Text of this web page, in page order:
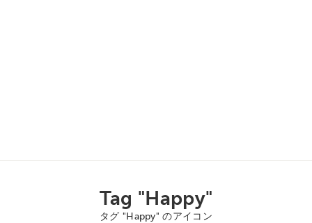
Tag "Happy"
タグ "Happy" のアイコン